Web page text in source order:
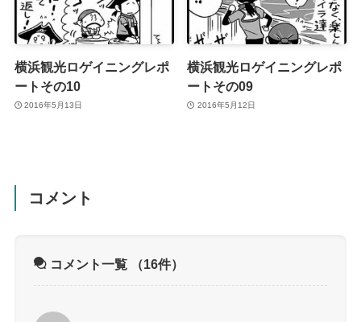
横浜観光ロゲイニングレポ
ートその10
2016年5月13日
横浜観光ロゲイニングレポ
ートその09
2016年5月12日
コメント
コメント一覧 （16件）